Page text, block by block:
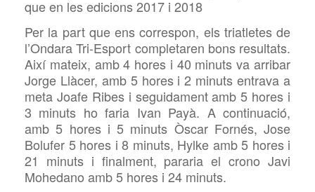
que en les edicions 2017 i 2018
Per la part que ens correspon, els triatletes de
l’Ondara Tri-Esport completaren bons resultats.
Així mateix, amb 4 hores i 40 minuts va arribar
Jorge Llàcer, amb 5 hores i 2 minuts entrava a
meta Joafe Ribes i seguidament amb 5 hores i
3 minuts ho faria Ivan Payà. A continuació,
amb 5 hores i 5 minuts Òscar Fornés, Jose
Bolufer 5 hores i 8 minuts, Hylke amb 5 hores i
21 minuts i finalment, pararia el crono Javi
Mohedano amb 5 hores i 24 minuts.